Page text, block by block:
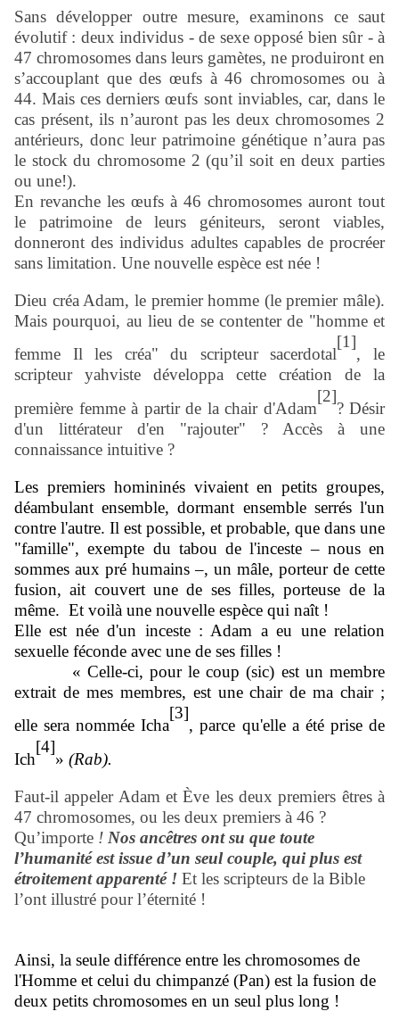
Sans développer outre mesure, examinons ce saut
évolutif : deux individus - de sexe opposé bien sûr - à
47 chromosomes dans leurs gamètes, ne produiront en
s’accouplant que des œufs à 46 chromosomes ou à
44. Mais ces derniers œufs sont inviables, car, dans le
cas présent, ils n’auront pas les deux chromosomes 2
antérieurs, donc leur patrimoine génétique n’aura pas
le stock du chromosome 2 (qu’il soit en deux parties
ou une!).
En revanche les œufs à 46 chromosomes auront tout
le patrimoine de leurs géniteurs, seront viables,
donneront des individus adultes capables de procréer
sans limitation. Une nouvelle espèce est née !
Dieu créa Adam, le premier homme (le premier mâle).
Mais pourquoi, au lieu de se contenter de "homme et
femme Il les créa" du scripteur sacerdotal
[1]
, le
scripteur yahviste développa cette création de la
première femme à partir de la chair d'Adam
[2]
? Désir
d'un littérateur d'en "rajouter" ? Accès à une
connaissance intuitive ?
Les premiers homininés vivaient en petits groupes,
déambulant ensemble, dormant ensemble serrés l'un
contre l'autre. Il est possible, et probable, que dans une
"famille", exempte du tabou de l'inceste – nous en
sommes aux pré humains –, un mâle, porteur de cette
fusion, ait couvert une de ses filles, porteuse de la
même. Et voilà une nouvelle espèce qui naît !
Elle est née d'un inceste : Adam a eu une relation
sexuelle féconde avec une de ses filles !
« Celle-ci, pour le coup (sic) est un membre
extrait de mes membres, est une chair de ma chair ;
elle sera nommée Icha
[3]
, parce qu'elle a été prise de
Ich
[4]
» (Rab).
Faut-il appeler Adam et Ève les deux premiers êtres à
47 chromosomes, ou les deux premiers à 46 ?
Qu’importe ! Nos ancêtres ont su que toute
l’humanité est issue d’un seul couple, qui plus est
étroitement apparenté ! Et les scripteurs de la Bible
l’ont illustré pour l’éternité !
Ainsi, la seule différence entre les chromosomes de
l'Homme et celui du chimpanzé (Pan) est la fusion de
deux petits chromosomes en un seul plus long !